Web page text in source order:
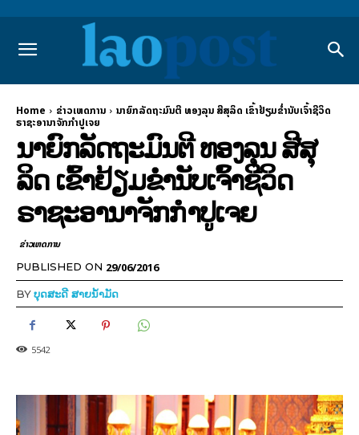
Home ຂ່າວເຫດການ
ນາຍົກລັດຖະມົນຕີ ທອງລຸນ ສີສຸລິດ ເຂົ້າຢ້ຽມຂໍ່ານັບເຈົ້າຊີວິດ
ຣາຊະອານາຈັກກຳປູເຈຍ
ນາຍົກລັດຖະມົນຕີ ທອງລຸນ ສີສຸ
ລິດ ເຂົ້າຢ້ຽມຂໍ່ານັບເຈົ້າຊີວິດ
ຣາຊະອານາຈັກກຳປູເຈຍ
ຂ່າວເຫດການ
PUBLISHED ON 29/06/2016
BYບຸດສະດີ ສາຍນ້ຳມັດ
5542